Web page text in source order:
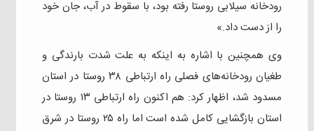
رودخانه سیلابی روستا رفته بود، با سقوط در آب، جان خود
را از دست داد.»
وی همچنین با اشاره به اینکه به علت شدت بارندگی و
طغیان رودخانه‌های فصلی راه ارتباطی ۳۸ روستا در استان
مسدود شد، اظهار کرد: هم اکنون راه ارتباطی ۱۳ روستا در
استان بازگشایی کامل شده است اما راه ۲۵ روستا در شرق